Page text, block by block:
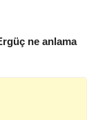
ne anlama